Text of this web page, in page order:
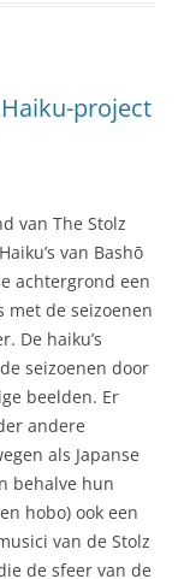
project
van The Stolz
van Bashō
achtergrond een
met de seizoenen
De haiku’s
seizoenen door
beelden. Er
andere
als Japanse
behalve hun
hobo) ook een
van de Stolz
de sfeer van de